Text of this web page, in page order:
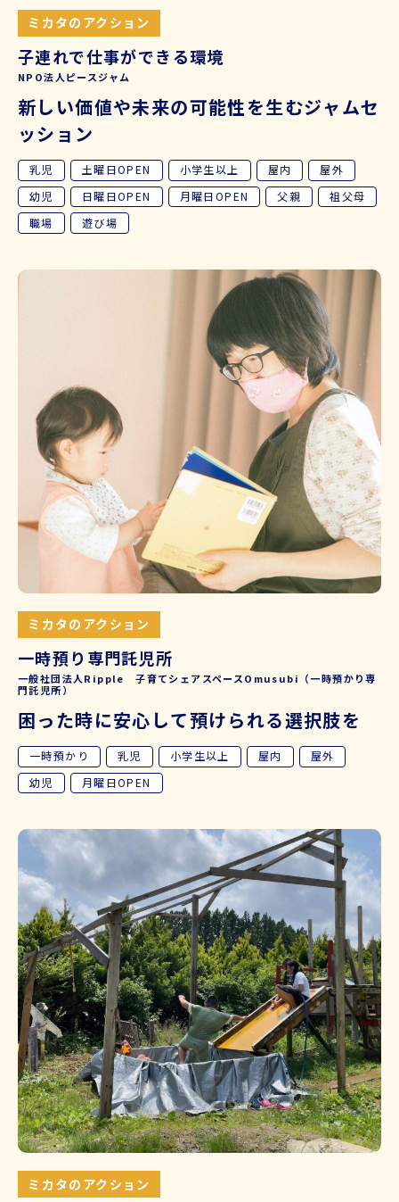
ミカタのアクション
子連れで仕事ができる環境
NPO法人ピースジャム
新しい価値や未来の可能性を生むジャムセ
ッション
乳児 土曜日OPEN 小学生以上 屋内
屋外
幼児
日曜日OPEN 月曜日OPEN 父親
祖父母
職場
遊び場
ミカタのアクション
一時預り専門託児所
一般社団法人Ripple 子育てシェアスペースOmusubi（一時預かり専
門託児所）
困った時に安心して預けられる選択肢を
一時預かり 乳児 小学生以上 屋内
屋外
幼児
月曜日OPEN
ミカタのアクション